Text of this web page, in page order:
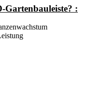
Gartenbauleiste? :